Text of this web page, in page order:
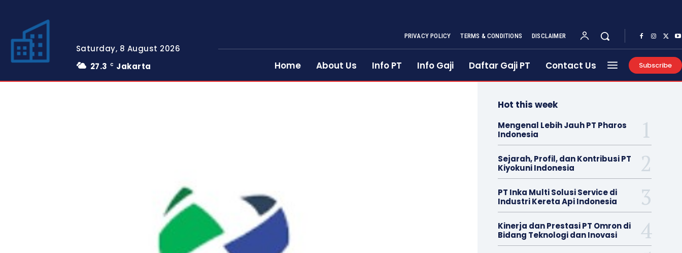
Saturday, 8 August 2026
27.3
C Jakarta
PRIVACY POLICY TERMS & CONDITIONS DISCLAIMER
Home About Us Info PT Info Gaji Daftar Gaji PT Contact Us Subscribe
Hot this week
Mengenal Lebih Jauh PT Pharos
Indonesia
Sejarah, Profil, dan Kontribusi PT
Kiyokuni Indonesia
PT Inka Multi Solusi Service di
Industri Kereta Api Indonesia
Kinerja dan Prestasi PT Omron di
Bidang Teknologi dan Inovasi